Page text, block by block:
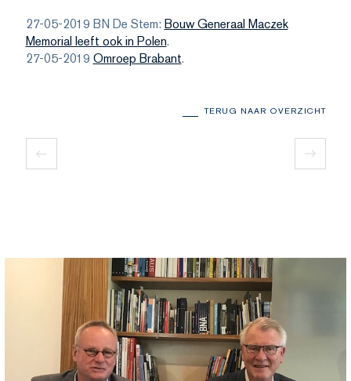
27-05-2019 BN De Stem: Bouw Generaal Maczek
Memorial leeft ook in Polen.
27-05-2019 Omroep Brabant.
TERUG NAAR OVERZICHT